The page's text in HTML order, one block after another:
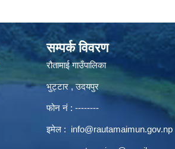
सम्पर्क विवरण
रौतामाई गाउँपालिका
भुट्टार , उदयपुर
फोन नं : --------
इमेल : info@rautamaimun.gov.np